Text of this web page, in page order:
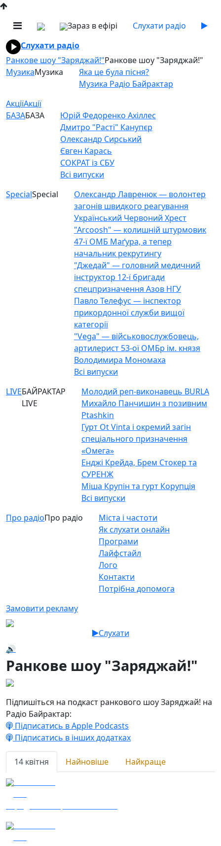
Зараз в ефірі
Слухати радіо
Слухати радіо
Ранкове шоу "Заряджай!"Ранкове шоу "Заряджай!"
МузикаМузика
Яка це була пісня?
Музика Радіо Байрактар
АкціїАкції
БАЗАБАЗА
Юрій Федоренко Ахіллес
Дмитро "Расті" Канупєр
Олександр Сирський
Євген Карась
СОКРАТ із СБУ
Всі випуски
SpecialSpecial
Олександр Лавренюк — волонтер
загонів швидкого реагування
Український Червоний Хрест
"Arcoosh" — колишній штурмовик
47-ї ОМБ Маґура, а тепер
начальник рекрутингу
"Джедай" — головний медичний
інструктор 12-ї бригади
спецпризначення Азов НГУ
Павло Телефус — інспектор
прикордонної служби вищої
категорії
"Vega" — військовослужбовець,
артилерист 53-ої ОМБр ім. князя
Володимира Мономаха
Всі випуски
LIVEБАЙРАКТАР
LIVE
Молодий реп-виконавець BURLA
Михайло Панчишин з позивним
Ptashkin
Гурт Ot Vinta і окремий загін
спеціального призначення
«Омега»
Енджі Крейда, Брем Стокер та
СУРЕНЖ
Міша Крупін та гурт Корупція
Всі випуски
Про радіоПро радіо
Міста і частоти
Як слухати онлайн
Програми
Лайфстайл
Лого
Контакти
Потрібна допомога
Замовити рекламу
Слухати
🔊
Ранкове шоу "Заряджай!"
Підпишіться на подкаст ранкового шоу Заряджай! на
Радіо Байрактар:
Підписатись в Apple Podcasts
Підписатись в інших додатках
14 квітня Найновіше
Найкраще